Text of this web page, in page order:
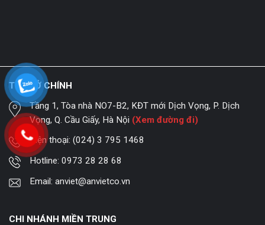
TRỤ SỞ CHÍNH
Tầng 1, Tòa nhà NO7-B2, KĐT mới Dịch Vọng, P. Dịch
Vọng, Q. Cầu Giấy, Hà Nội (Xem đường đi)
Điện thoại:(024) 3 795 1468
Hotline:0973 28 28 68
Email:anviet@anvietco.vn
CHI NHÁNH MIỀN TRUNG